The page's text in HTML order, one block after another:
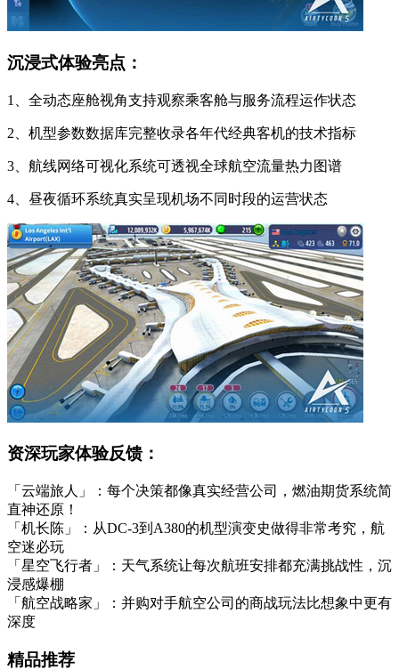
沉浸式体验亮点：
1、全动态座舱视角支持观察乘客舱与服务流程运作状态
2、机型参数数据库完整收录各年代经典客机的技术指标
3、航线网络可视化系统可透视全球航空流量热力图谱
4、昼夜循环系统真实呈现机场不同时段的运营状态
资深玩家体验反馈：
「云端旅人」：每个决策都像真实经营公司，燃油期货系统简
直神还原！
「机长陈」：从DC-3到A380的机型演变史做得非常考究，航
空迷必玩
「星空飞行者」：天气系统让每次航班安排都充满挑战性，沉
浸感爆棚
「航空战略家」：并购对手航空公司的商战玩法比想象中更有
深度
精品推荐